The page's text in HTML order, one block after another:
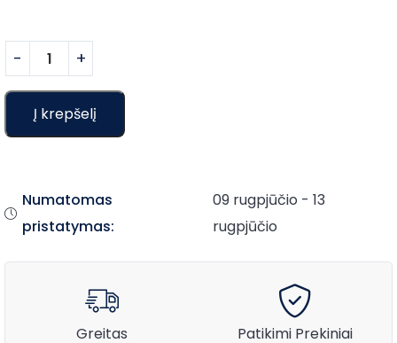
Į krepšelį
Numatomas
pristatymas:
09 rugpjūčio - 13
rugpjūčio
Greitas
Patikimi Prekiniai